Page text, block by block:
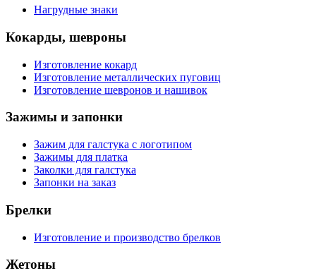
Нагрудные знаки
Кокарды, шевроны
Изготовление кокард
Изготовление металлических пуговиц
Изготовление шевронов и нашивок
Зажимы и запонки
Зажим для галстука с логотипом
Зажимы для платка
Заколки для галстука
Запонки на заказ
Брелки
Изготовление и производство брелков
Жетоны